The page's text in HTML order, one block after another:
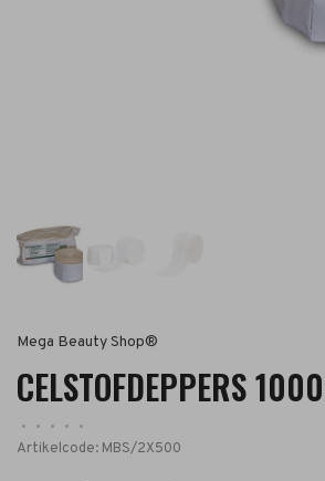
Mega Beauty Shop®
CELSTOFDEPPERS
• • • •
•
Artikelcode: MBS/2X500